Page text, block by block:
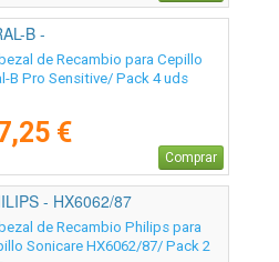
B -
de Recambio para Cepillo
B Pro Sensitive/ Pack 4 uds
€
Comprar
- HX6062/87
de Recambio Philips para
Sonicare HX6062/87/ Pack 2